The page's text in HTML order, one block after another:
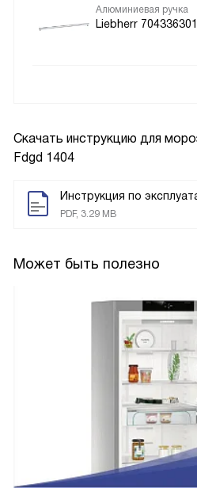
Скачать инструкцию для
Fdgd 1404
Инструкция по
PDF, 3.29 MB
Может быть полезно
Алюминиевая ручка
Liebherr 704336301